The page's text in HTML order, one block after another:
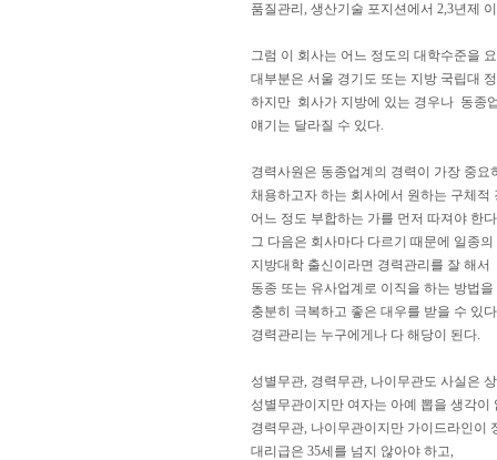
품질관리, 생산기술 포지션에서 2,3년제
그럼 이 회사는 어느 정도의 대학수준을
대부분은 서울 경기도 또는 지방 국립대
하지만 회사가 지방에 있는 경우나 동종
얘기는 달라질 수 있다.
경력사원은 동종업계의 경력이 가장 중요
채용하고자 하는 회사에서 원하는 구체적
어느 정도 부합하는 가를 먼저 따져야 한
그 다음은 회사마다 다르기 때문에 일종
지방대학 출신이라면 경력관리를 잘 해서
동종 또는 유사업계로 이직을 하는 방법을
충분히 극복하고 좋은 대우를 받을 수 있
경력관리는 누구에게나 다 해당이 된다.
성별무관, 경력무관, 나이무관도 사실은
성별무관이지만 여자는 아예 뽑을 생각이
경력무관, 나이무관이지만 가이드라인이
대리급은 35세를 넘지 않아야 하고,